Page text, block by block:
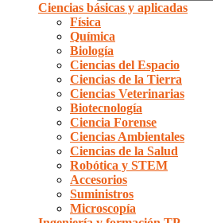
Ciencias básicas y aplicadas
Física
Química
Biología
Ciencias del Espacio
Ciencias de la Tierra
Ciencias Veterinarias
Biotecnología
Ciencia Forense
Ciencias Ambientales
Ciencias de la Salud
Robótica y STEM
Accesorios
Suministros
Microscopía